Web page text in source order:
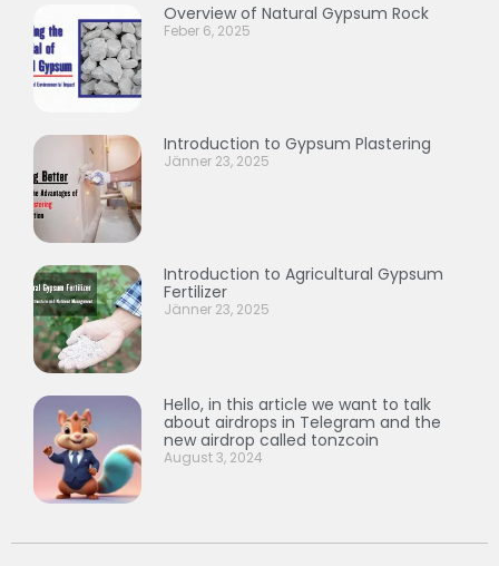
Overview of Natural Gypsum Rock
Feber 6, 2025
Introduction to Gypsum Plastering
Jänner 23, 2025
Introduction to Agricultural Gypsum
Fertilizer
Jänner 23, 2025
Hello, in this article we want to talk
about airdrops in Telegram and the
new airdrop called tonzcoin
August 3, 2024